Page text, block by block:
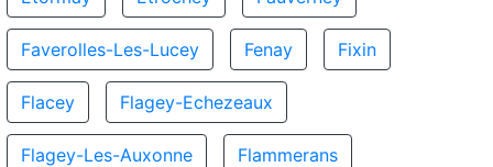
Faverolles-Les-Lucey Fenay Fixin
Flacey Flagey-Echezeaux
Flagey-Les-Auxonne Flammerans